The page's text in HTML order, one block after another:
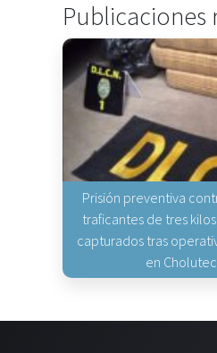
Publicaciones
Prisión preventiva
traficantes de tres
capturados tras
en